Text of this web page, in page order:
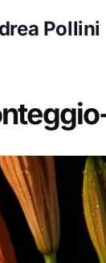
Pollini